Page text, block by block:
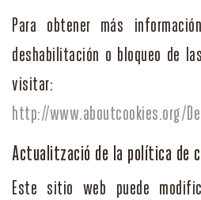
Para obtener más
deshabilitación o bloqueo de
visitar:
http://www.aboutcookies.org/
Actualització de la política de
Este sitio web puede